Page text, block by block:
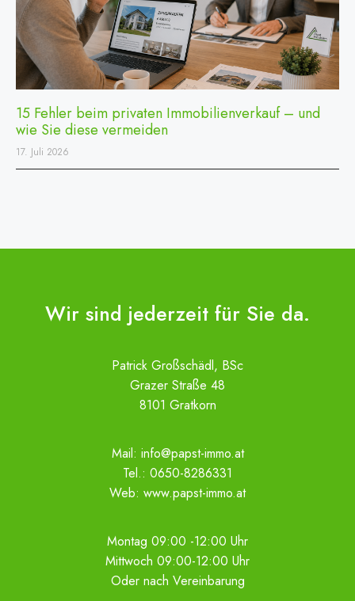
15 Fehler beim privaten Immobilienverkauf – und
wie Sie diese vermeiden
17. Juli 2026
Wir sind jederzeit für Sie da.
Patrick Großschädl, BSc
Grazer Straße 48
8101 Gratkorn
Mail: info@papst-immo.at
Tel.: 0650-8286331
Web: www.papst-immo.at
Montag 09:00 -12:00 Uhr
Mittwoch 09:00-12:00 Uhr
Oder nach Vereinbarung